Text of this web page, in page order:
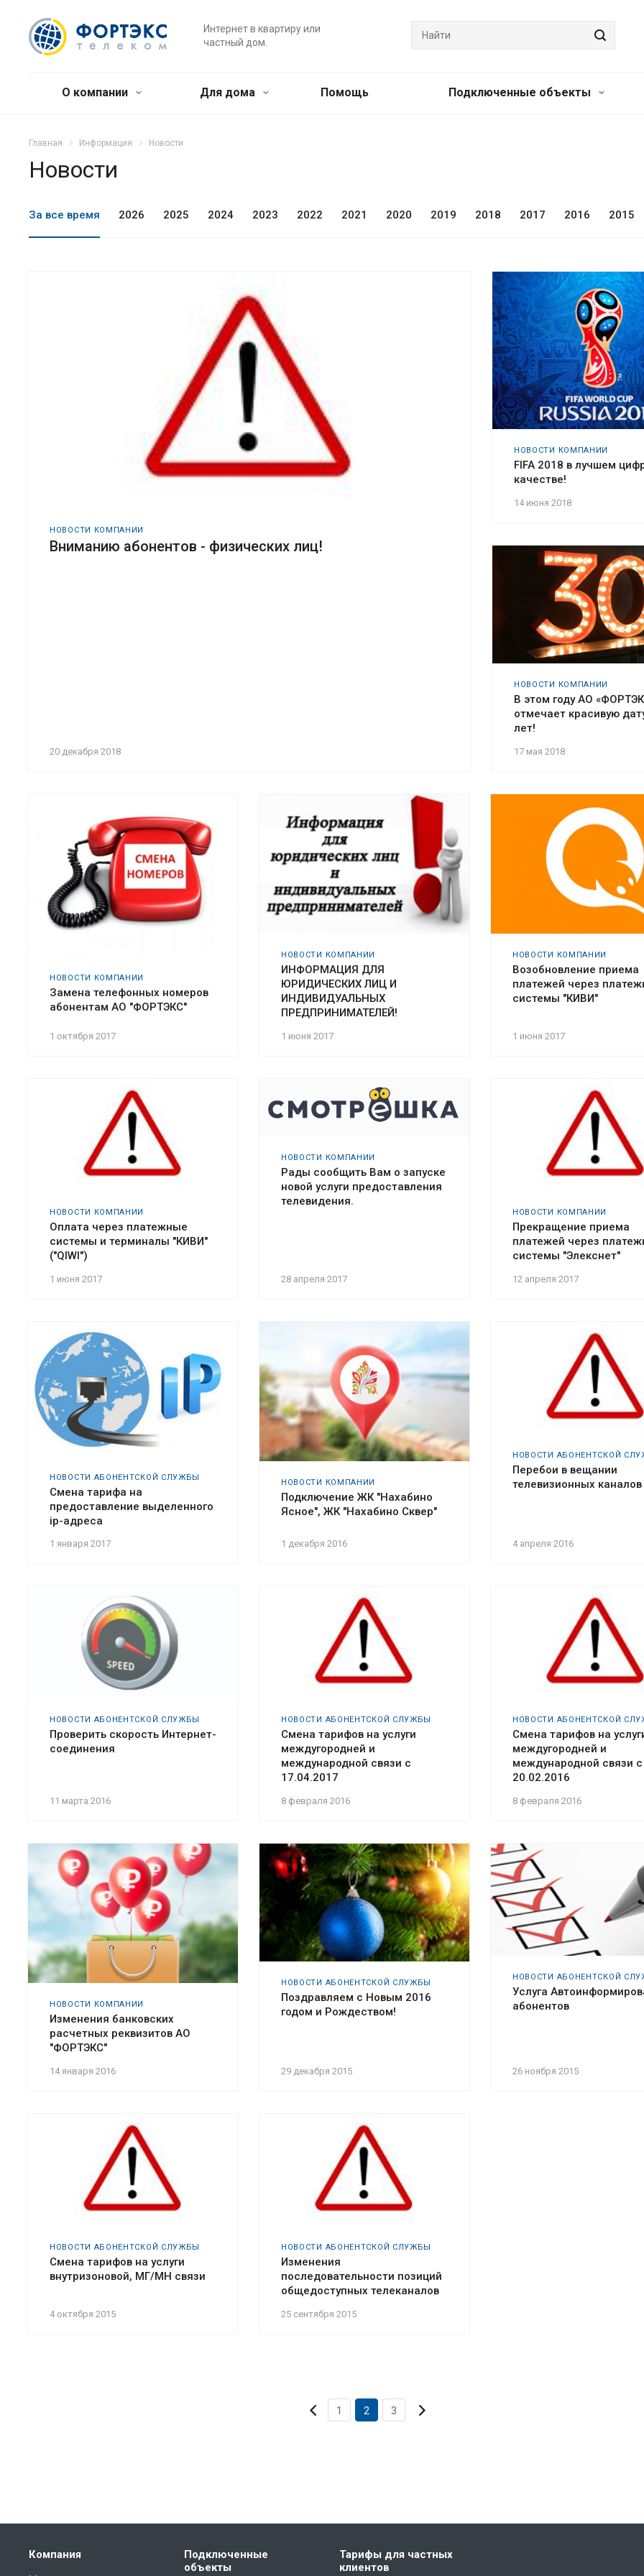
Интернет в квартиру или
частный дом.
О компании Для дома Помощь Подключенные объекты
Главная Информация Новости
Новости
За все время 2026 2025 2024 2023 2022 2021 2020 2019 2018 2017 2016 2015
НОВОСТИ КОМПАНИИ
Вниманию абонентов - физических лиц!
20 декабря 2018
НОВОСТИ КОМПАНИИ
FIFA 2018 в лучшем
качестве!
14 июня 2018
НОВОСТИ КОМПАНИИ
В этом году АО
отмечает красивую
лет!
17 мая 2018
НОВОСТИ КОМПАНИИ
Замена телефонных номеров
абонентам АО "ФОРТЭКС"
1 октября 2017
НОВОСТИ КОМПАНИИ
ИНФОРМАЦИЯ ДЛЯ
ЮРИДИЧЕСКИХ ЛИЦ И
ИНДИВИДУАЛЬНЫХ
ПРЕДПРИНИМАТЕЛЕЙ!
1 июня 2017
НОВОСТИ КОМПАНИИ
Возобновление приема
платежей через
системы "КИВИ"
1 июня 2017
НОВОСТИ КОМПАНИИ
Оплата через платежные
системы и терминалы "КИВИ"
("QIWI")
1 июня 2017
НОВОСТИ КОМПАНИИ
Рады сообщить Вам о запуске
новой услуги предоставления
телевидения.
28 апреля 2017
НОВОСТИ КОМПАНИИ
Прекращение приема
платежей через
системы "Элекснет"
12 апреля 2017
НОВОСТИ АБОНЕНТСКОЙ СЛУЖБЫ
Смена тарифа на
предоставление выделенного
ip-адреса
1 января 2017
НОВОСТИ КОМПАНИИ
Подключение ЖК "Нахабино
Ясное", ЖК "Нахабино Сквер"
1 декабря 2016
НОВОСТИ АБОНЕНТСКОЙ
Перебои в вещании
телевизионных каналов
4 апреля 2016
НОВОСТИ АБОНЕНТСКОЙ СЛУЖБЫ
Проверить скорость Интернет-
соединения
11 марта 2016
НОВОСТИ АБОНЕНТСКОЙ СЛУЖБЫ
Смена тарифов на услуги
междугородней и
международной связи с
17.04.2017
8 февраля 2016
НОВОСТИ АБОНЕНТСКОЙ
Смена тарифов на
междугородней и
международной связи с
20.02.2016
8 февраля 2016
НОВОСТИ КОМПАНИИ
Изменения банковских
расчетных реквизитов АО
"ФОРТЭКС"
14 января 2016
НОВОСТИ АБОНЕНТСКОЙ СЛУЖБЫ
Поздравляем с Новым 2016
годом и Рождеством!
29 декабря 2015
НОВОСТИ АБОНЕНТСКОЙ
Услуга
абонентов
26 ноября 2015
НОВОСТИ АБОНЕНТСКОЙ СЛУЖБЫ
Смена тарифов на услуги
внутризоновой, МГ/МН связи
4 октября 2015
НОВОСТИ АБОНЕНТСКОЙ СЛУЖБЫ
Изменения
последовательности позиций
общедоступных телеканалов
25 сентября 2015
1 2 3
Компания
Подключенные
объекты
Тарифы для частных
клиентов